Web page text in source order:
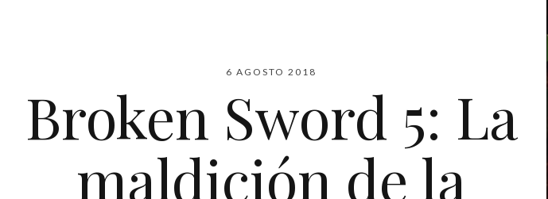
6 AGOSTO 2018
Broken Sword 5: La
maldición de la